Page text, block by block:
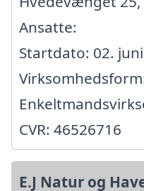
Ansatte:
Startdato: 02.
CVR: 46526716
E.J Natur og